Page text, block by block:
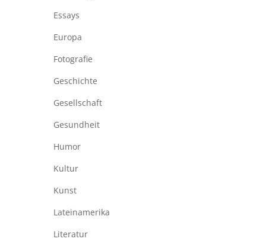
Essays
Europa
Fotografie
Geschichte
Gesellschaft
Gesundheit
Humor
Kultur
Kunst
Lateinamerika
Literatur